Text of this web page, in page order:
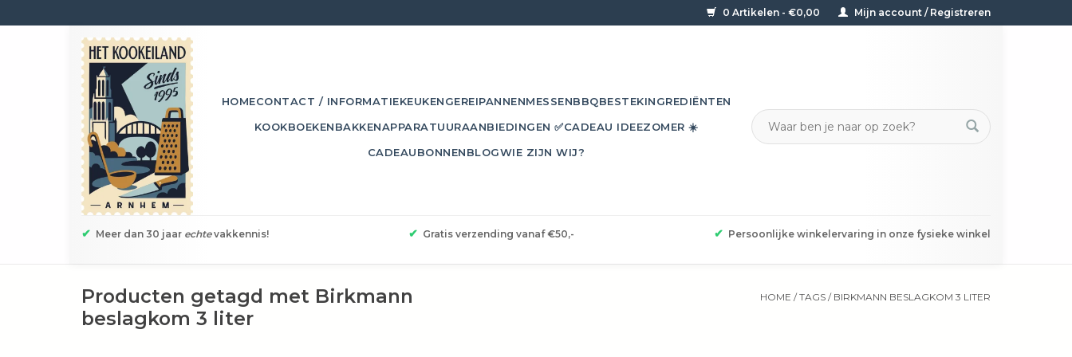
0 Artikelen - €0,00 Mijn account / Registreren
HOMECONTACT / INFORMATIEKEUKENGEREIPANNENMESSENBBQBESTEKINGREDIËNTEN
KOOKBOEKENBAKKENAPPARATUURAANBIEDINGEN ✅CADEAU IDEEZOMER ☀️
CADEAUBONNENBLOGWIE ZIJN WIJ?
✔ Meer dan 30 jaar echtevakkennis! ✔ Gratis verzending vanaf €50,- ✔ Persoonlijke winkelervaring in onze fysieke winkel
Producten getagd met Birkmann
beslagkom 3 liter
HOME /TAGS / BIRKMANN BESLAGKOM 3 LITER